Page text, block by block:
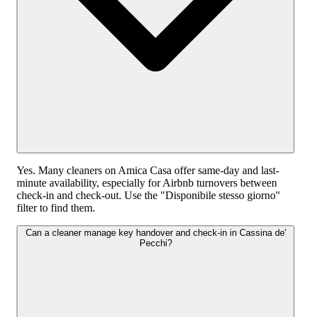
Yes. Many cleaners on Amica Casa offer same-day and last-
minute availability, especially for Airbnb turnovers between
check-in and check-out. Use the "Disponibile stesso giorno"
filter to find them.
Can a cleaner manage key handover and check-in in Cassina de'
Pecchi?